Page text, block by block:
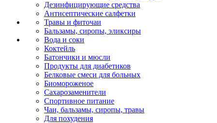
Дезинфицирующие средства
Антисептические салфетки
Травы и фиточаи
Бальзамы, сиропы, эликсиры
Вода и соки
Коктейль
Батончики и мюсли
Продукты для диабетиков
Белковые смеси для больных
Биомороженое
Сахарозаменители
Спортивное питание
Чаи, бальзамы, сиропы, травы
Для похудения